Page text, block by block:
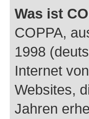
Was ist
COPPA,
1998
Internet
Websites,
Jahren